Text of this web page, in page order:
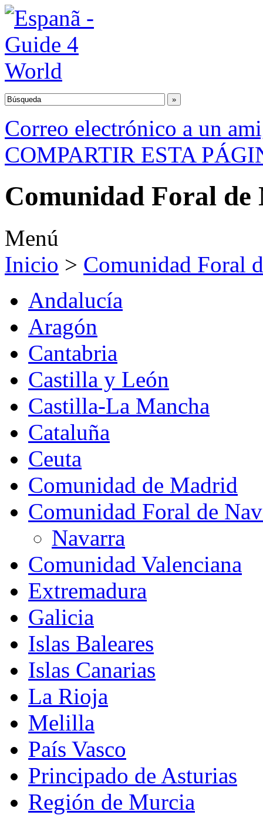
Correo electrónico a un
COMPARTIR ESTA
Comunidad Foral de
Menú
Inicio > Comunidad Foral
Andalucía
Aragón
Cantabria
Castilla y León
Castilla-La Mancha
Cataluña
Ceuta
Comunidad de Madrid
Comunidad Foral de
Navarra
Comunidad Valenciana
Extremadura
Galicia
Islas Baleares
Islas Canarias
La Rioja
Melilla
País Vasco
Principado de Asturias
Región de Murcia